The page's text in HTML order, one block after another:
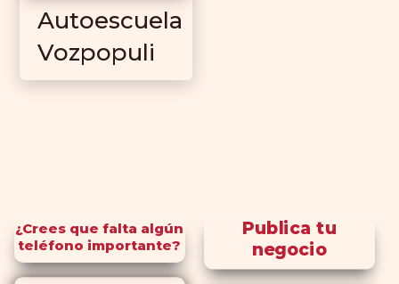
Autoescuela
Vozpopuli
¿Crees que falta algún
teléfono importante?
Publica tu
negocio